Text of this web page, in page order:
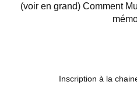
(voir en grand) Comment
Inscription à la